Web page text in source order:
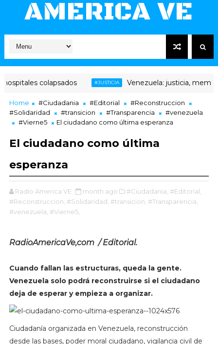
AMERICA VE
colapsados #JUSTICIA Venezuela: justicia, memoria y
Home #Ciudadania #Editorial
#Reconstruccion
#Solidaridad
#transicion #Transparencia
#venezuela
#Vierne5
El ciudadano como última esperanza
El ciudadano como última
esperanza
Radio America VE month ago #Ciudadania, #Editorial,
#Reconstruccion, #Solidaridad, #transicion, #Transparencia,
#venezuela, #Vierne5,
RadioAmericaVe,com / Editorial.
Cuando fallan las estructuras, queda la gente.
Venezuela solo podrá reconstruirse si el ciudadano
deja de esperar y empieza a organizar.
Ciudadanía organizada en Venezuela, reconstrucción
desde las bases, poder moral ciudadano, vigilancia civil de